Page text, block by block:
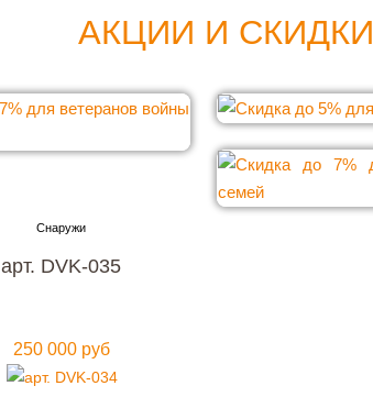
арт. DVK-035
250 000 руб
АКЦИИ И СКИДКИ